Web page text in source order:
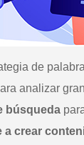
de
analizar
búsqueda
a crear